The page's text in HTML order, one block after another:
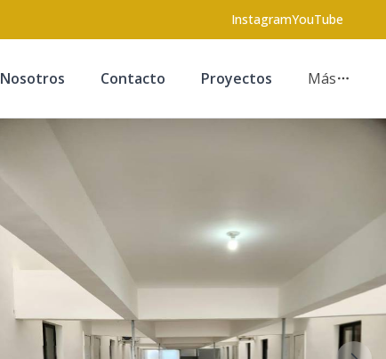
InstagramYouTube
Nosotros Contacto Proyectos Más